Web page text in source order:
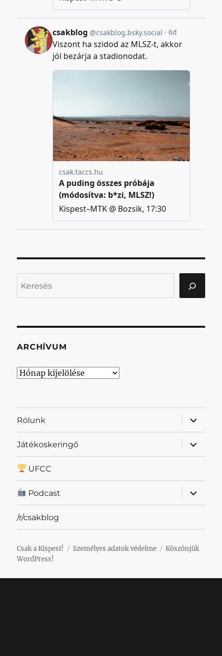
ARCHÍVUM
Archívum
Rólunk
almenü
Játékoskeringő
almenü
UFCC
Podcast
almenü
/r/csakblog
Csak a Kispest! Személyes adatok védelme
Köszönjük
WordPress!